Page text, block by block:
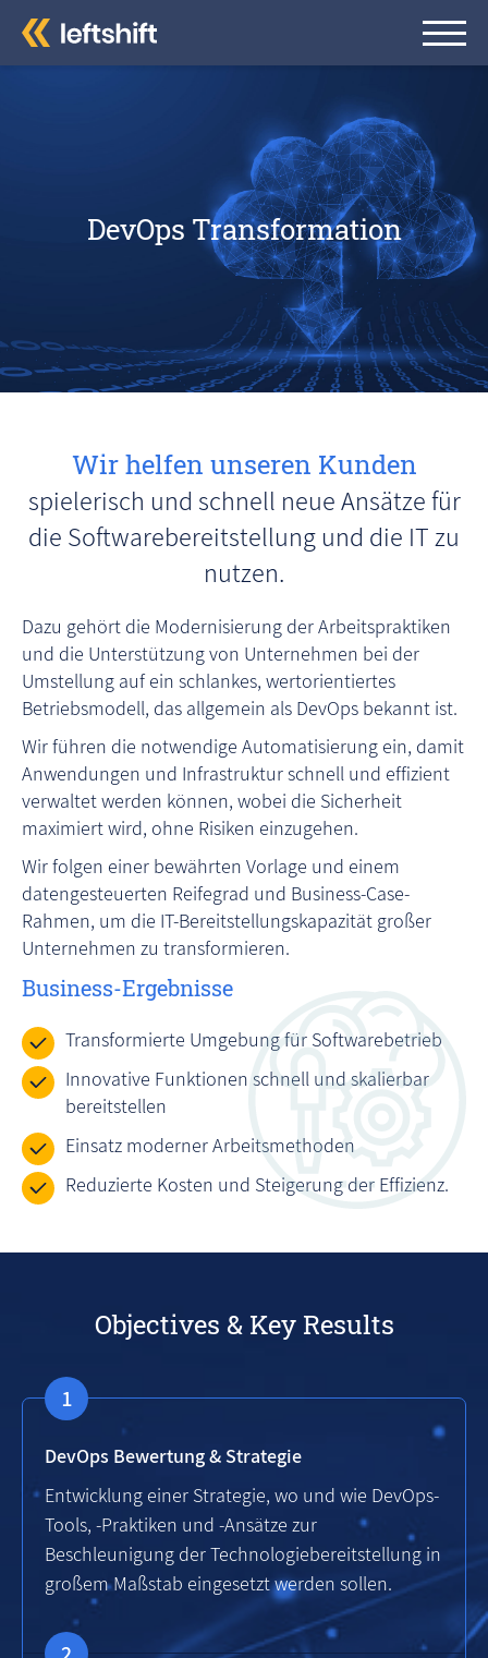
DevOps Transformation
Wir helfen unseren Kunden
spielerisch und schnell neue Ansätze für
die Softwarebereitstellung und die IT zu
nutzen.
Dazu gehört die Modernisierung der Arbeitspraktiken
und die Unterstützung von Unternehmen bei der
Umstellung auf ein schlankes, wertorientiertes
Betriebsmodell, das allgemein als DevOps bekannt ist.
Wir führen die notwendige Automatisierung ein, damit
Anwendungen und Infrastruktur schnell und effizient
verwaltet werden können, wobei die Sicherheit
maximiert wird, ohne Risiken einzugehen.
Wir folgen einer bewährten Vorlage und einem
datengesteuerten Reifegrad und Business-Case-
Rahmen, um die IT-Bereitstellungskapazität großer
Unternehmen zu transformieren.
Business-Ergebnisse
Transformierte Umgebung für Softwarebetrieb
Innovative Funktionen schnell und skalierbar
bereitstellen
Einsatz moderner Arbeitsmethoden
Reduzierte Kosten und Steigerung der Effizienz.
Objectives & Key Results
DevOps Bewertung & Strategie
Entwicklung einer Strategie, wo und wie DevOps-
Tools, -Praktiken und -Ansätze zur
Beschleunigung der Technologiebereitstellung in
großem Maßstab eingesetzt werden sollen.